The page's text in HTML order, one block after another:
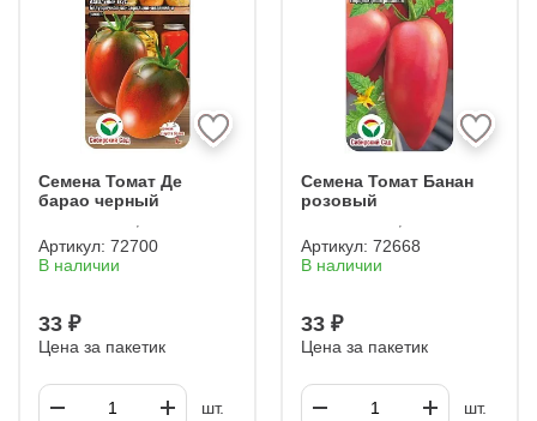
Семена Томат Де
барао черный
Артикул: 72700
В наличии
33 ₽
Цена за пакетик
шт.
Семена Томат Банан
розовый
Артикул: 72668
В наличии
33 ₽
Цена за пакетик
шт.